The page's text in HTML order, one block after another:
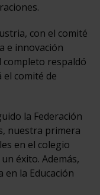
con el comité
e innovación
completo respaldó
el comité de
la Federación
nuestra primera
en el colegio
éxito. Además,
en la Educación